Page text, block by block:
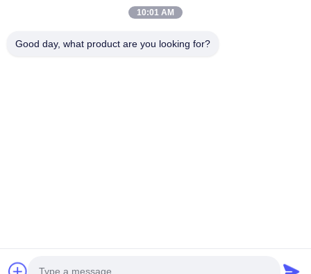
Obtenez le meilleur prix
Droit d'auteur © 2026 Vital Lighting CO., Ltd . Tous droits réservés.
10:01 AM
Good day, what product are you looking for?